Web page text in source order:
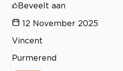
Beveelt aan
12 November 2025
Vincent
Purmerend